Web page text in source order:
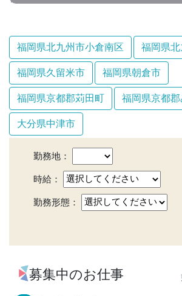
福岡県北九州市小倉南区 福岡県
福岡県久留米市 福岡県朝倉市
福岡県京都郡苅田町 福岡県京都
大分県中津市
勤務地：
時給：
勤務形態：
募集中のお仕事